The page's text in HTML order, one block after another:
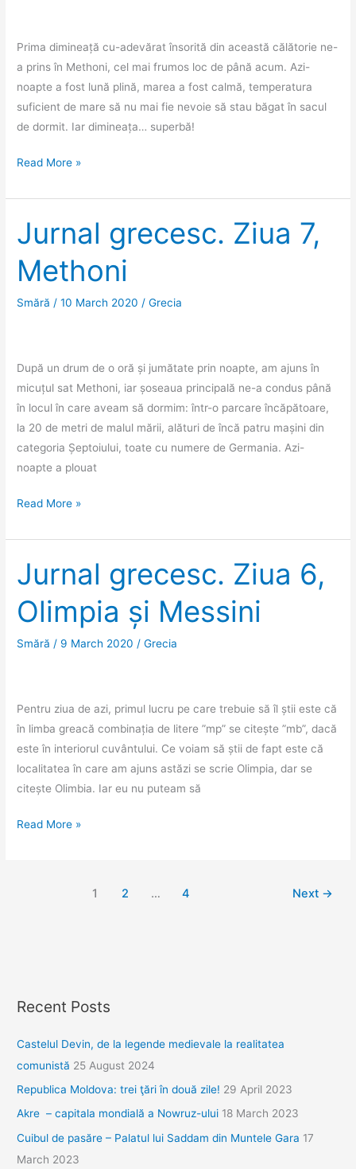
Prima dimineață cu-adevărat însorită din această călătorie ne-
a prins în Methoni, cel mai frumos loc de până acum. Azi-
noapte a fost lună plină, marea a fost calmă, temperatura
suficient de mare să nu mai fie nevoie să stau băgat în sacul
de dormit. Iar dimineața… superbă!
Jurnal
Ziua
Methoni
Read More »
Jurnal grecesc. Ziua 7,
Methoni
Smără/10 March 2020/Grecia
După un drum de o oră și jumătate prin noapte, am ajuns în
micuțul sat Methoni, iar șoseaua principală ne-a condus până
în locul în care aveam să dormim: într-o parcare încăpătoare,
la 20 de metri de malul mării, alături de încă patru mașini din
categoria Șeptoiului, toate cu numere de Germania. Azi-
noapte a plouat
Jurnal
Ziua
Methoni
Read More »
Jurnal grecesc. Ziua 6,
Olimpia și Messini
Smără/ 9 March 2020/Grecia
Pentru ziua de azi, primul lucru pe care trebuie să îl știi este că
în limba greacă combinația de litere ”mp” se citește ”mb”, dacă
este în interiorul cuvântului. Ce voiam să știi de fapt este că
localitatea în care am ajuns astăzi se scrie Olimpia, dar se
citește Olimbia. Iar eu nu puteam să
Jurnal
Read More »
1 2 … 4 Next →
Recent Posts
Castelul Devin, de la legende medievale la realitatea
comunistă 25 August 2024
Republica Moldova: trei ţări în două zile! 29 April 2023
Akre – capitala mondială a Nowruz-ului 18 March 2023
Cuibul de pasăre – Palatul lui Saddam din Muntele Gara 17
March 2023